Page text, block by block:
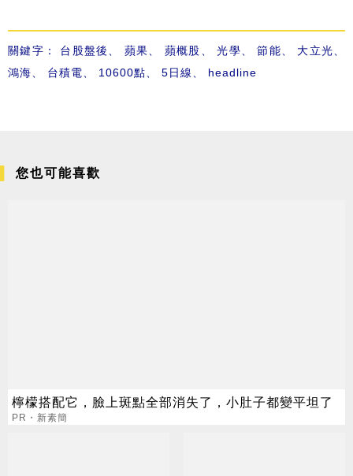
關鍵字： 台股盤後、 蘋果、 蘋概股、光學、節能、 大立光、
鴻海、 台積電、 10600點、 5日線、 headline
您也可能喜歡
檸檬搭配它，臉上斑點全部消失了，小肚子都變平坦了
PR・新素簡